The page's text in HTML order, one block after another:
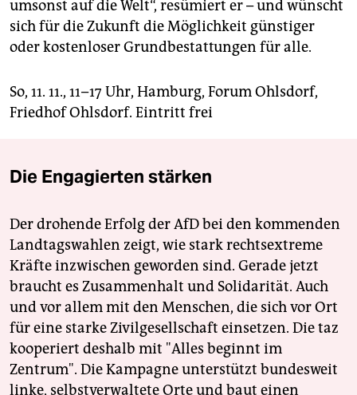
umsonst auf die Welt“, resümiert er – und wünscht
sich für die Zukunft die Möglichkeit günstiger
oder kostenloser Grundbestattungen für alle.
So, 11. 11., 11–17 Uhr, Hamburg, Forum Ohlsdorf,
Friedhof Ohlsdorf. Eintritt frei
Die Engagierten stärken
Der drohende Erfolg der AfD bei den kommenden
Landtagswahlen zeigt, wie stark rechtsextreme
Kräfte inzwischen geworden sind. Gerade jetzt
braucht es Zusammenhalt und Solidarität. Auch
und vor allem mit den Menschen, die sich vor Ort
für eine starke Zivilgesellschaft einsetzen. Die taz
kooperiert deshalb mit "Alles beginnt im
Zentrum". Die Kampagne unterstützt bundesweit
linke, selbstverwaltete Orte und baut einen